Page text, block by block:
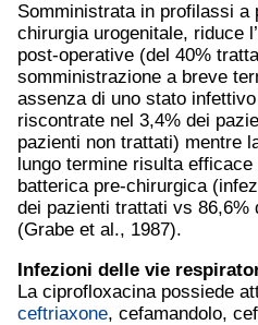
Somministrata in profilassi a
chirurgia urogenitale, riduce
post-operative (del 40%
somministrazione a breve
assenza di uno stato
riscontrate nel 3,4% dei
pazienti non trattati) mentre
lungo termine risulta
batterica pre-chirurgica
dei pazienti trattati vs 86,6%
(Grabe et al., 1987).
Infezioni delle vie
La ciprofloxacina possiede
ceftriaxone, cefamandolo,